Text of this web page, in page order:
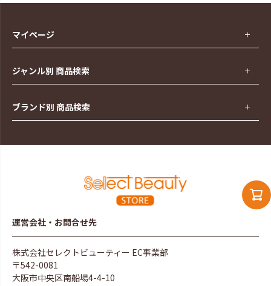
マイページ
ジャンル別 商品検索
ブランド別 商品検索
運営会社・お問合せ先
株式会社セレクトビューティー EC事業部
〒542-0081
大阪市中央区南船場4-4-10